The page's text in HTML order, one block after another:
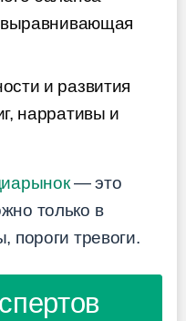
выравнивающая
и развития
нарративы и
— это
только в
пороги тревоги.